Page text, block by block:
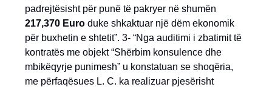
padrejtësisht për punë të pakryer në shumën
217,370 Euro duke shkaktuar një dëm ekonomik
për buxhetin e shtetit”. 3- “Nga auditimi i zbatimit të
kontratës me objekt “Shërbim konsulence dhe
mbikëqyrje punimesh” u konstatuan se shoqëria,
me përfaqësues L. C. ka realizuar pjesërisht